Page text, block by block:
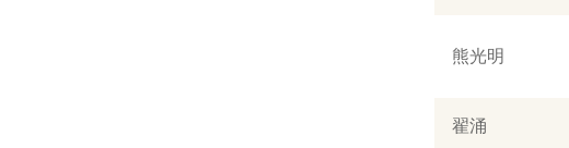
熊光明
翟涌